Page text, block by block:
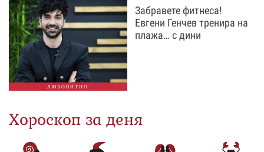
ЛЮБОПИТНО
Забравете фитнеса!
Евгени Генчев тренира на
плажа… с дини
Хороскоп за деня